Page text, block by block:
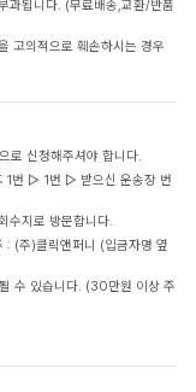
과됩니다. (무료배송,교환/반품
고의적으로 훼손하시는 경우
로 신청해주셔야 합니다.
1번 ▷ 1번 ▷ 받으신 운송장 번
수지로 방문합니다.
주)클릭앤퍼니 (입금자명 옆
수 있습니다. (30만원 이상 주